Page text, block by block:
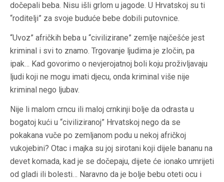
dočepali beba. Nisu išli grlom u jagode. U Hrvatskoj su ti
“roditelji” za svoje buduće bebe dobili putovnice.
“Uvoz” afričkih beba u “civilizirane” zemlje najčešće jest
kriminal i svi to znamo. Trgovanje ljudima je zločin, pa
ipak… Kad govorimo o nevjerojatnoj boli koju proživljavaju
ljudi koji ne mogu imati djecu, onda kriminal više nije
kriminal nego ljubav.
Nije li malom crncu ili maloj crnkinji bolje da odrasta u
bogatoj kući u “civiliziranoj” Hrvatskoj nego da se
pokakana vuče po zemljanom podu u nekoj afričkoj
vukojebini? Otac i majka su joj sirotani koji dijele bananu na
devet komada, kad je se dočepaju, dijete će ionako umrijeti
od gladi ili bolesti… Naravno da je bolje bebu oteti ocu i